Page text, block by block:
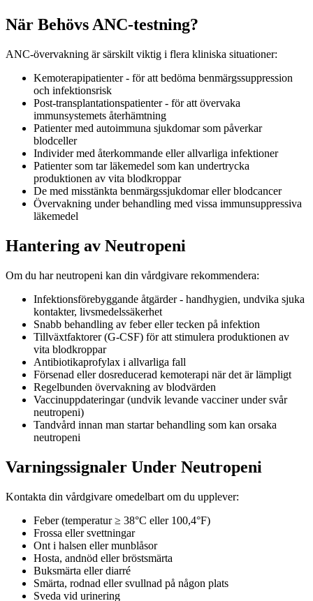
När Behövs ANC-testning?
ANC-övervakning är särskilt viktig i flera kliniska situationer:
Kemoterapipatienter - för att bedöma benmärgssuppression
och infektionsrisk
Post-transplantationspatienter - för att övervaka
immunsystemets återhämtning
Patienter med autoimmuna sjukdomar som påverkar
blodceller
Individer med återkommande eller allvarliga infektioner
Patienter som tar läkemedel som kan undertrycka
produktionen av vita blodkroppar
De med misstänkta benmärgssjukdomar eller blodcancer
Övervakning under behandling med vissa immunsuppressiva
läkemedel
Hantering av Neutropeni
Om du har neutropeni kan din vårdgivare rekommendera:
Infektionsförebyggande åtgärder - handhygien, undvika sjuka
kontakter, livsmedelssäkerhet
Snabb behandling av feber eller tecken på infektion
Tillväxtfaktorer (G-CSF) för att stimulera produktionen av
vita blodkroppar
Antibiotikaprofylax i allvarliga fall
Försenad eller dosreducerad kemoterapi när det är lämpligt
Regelbunden övervakning av blodvärden
Vaccinuppdateringar (undvik levande vacciner under svår
neutropeni)
Tandvård innan man startar behandling som kan orsaka
neutropeni
Varningssignaler Under Neutropeni
Kontakta din vårdgivare omedelbart om du upplever:
Feber (temperatur ≥ 38°C eller 100,4°F)
Frossa eller svettningar
Ont i halsen eller munblåsor
Hosta, andnöd eller bröstsmärta
Buksmärta eller diarré
Smärta, rodnad eller svullnad på någon plats
Sveda vid urinering